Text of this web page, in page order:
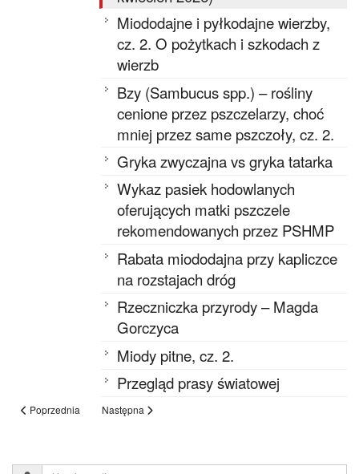
Miododajne i pyłkodajne wierzby,
cz. 2. O pożytkach i szkodach z
wierzb
Bzy (Sambucus spp.) – rośliny
cenione przez pszczelarzy, choć
mniej przez same pszczoły, cz. 2.
Gryka zwyczajna vs gryka tatarka
Wykaz pasiek hodowlanych
oferujących matki pszczele
rekomendowanych przez PSHMP
Rabata miododajna przy kapliczce
na rozstajach dróg
Rzeczniczka przyrody – Magda
Gorczyca
Miody pitne, cz. 2.
Przegląd prasy światowej
Poprzednia Następna